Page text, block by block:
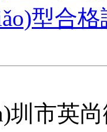
型合格
圳市英